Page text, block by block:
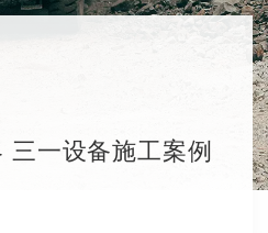
三一设备施工案例